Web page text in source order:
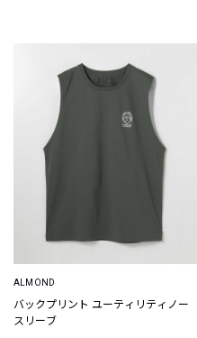
ALMOND
バックプリント ユーティリティノー
スリーブ